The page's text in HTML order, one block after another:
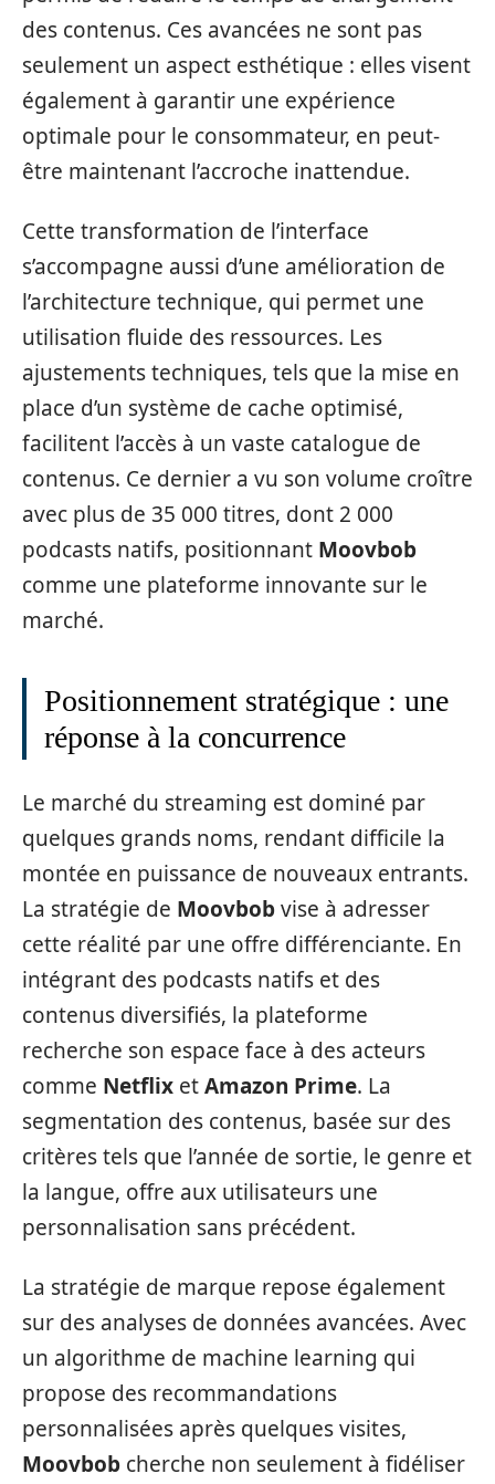
des contenus. Ces avancées ne sont pas
seulement un aspect esthétique : elles visent
également à garantir une expérience
optimale pour le consommateur, en peut-
être maintenant l’accroche inattendue.
Cette transformation de l’interface
s’accompagne aussi d’une amélioration de
l’architecture technique, qui permet une
utilisation fluide des ressources. Les
ajustements techniques, tels que la mise en
place d’un système de cache optimisé,
facilitent l’accès à un vaste catalogue de
contenus. Ce dernier a vu son volume croître
avec plus de 35 000 titres, dont 2 000
podcasts natifs, positionnant Moovbob
comme une plateforme innovante sur le
marché.
Positionnement stratégique : une
réponse à la concurrence
Le marché du streaming est dominé par
quelques grands noms, rendant difficile la
montée en puissance de nouveaux entrants.
La stratégie de Moovbobvise à adresser
cette réalité par une offre différenciante. En
intégrant des podcasts natifs et des
contenus diversifiés, la plateforme
recherche son espace face à des acteurs
comme Netflix etAmazon Prime. La
segmentation des contenus, basée sur des
critères tels que l’année de sortie, le genre et
la langue, offre aux utilisateurs une
personnalisation sans précédent.
La stratégie de marque repose également
sur des analyses de données avancées. Avec
un algorithme de machine learning qui
propose des recommandations
personnalisées après quelques visites,
Moovbob cherche non seulement à fidéliser